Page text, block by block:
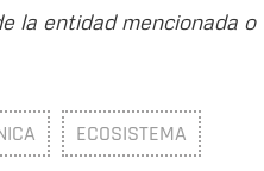
la entidad mencionada o
ECOSISTEMA